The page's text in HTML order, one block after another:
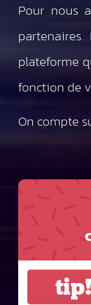
Pour nous
plateforme
fonction de
On compte
tip!